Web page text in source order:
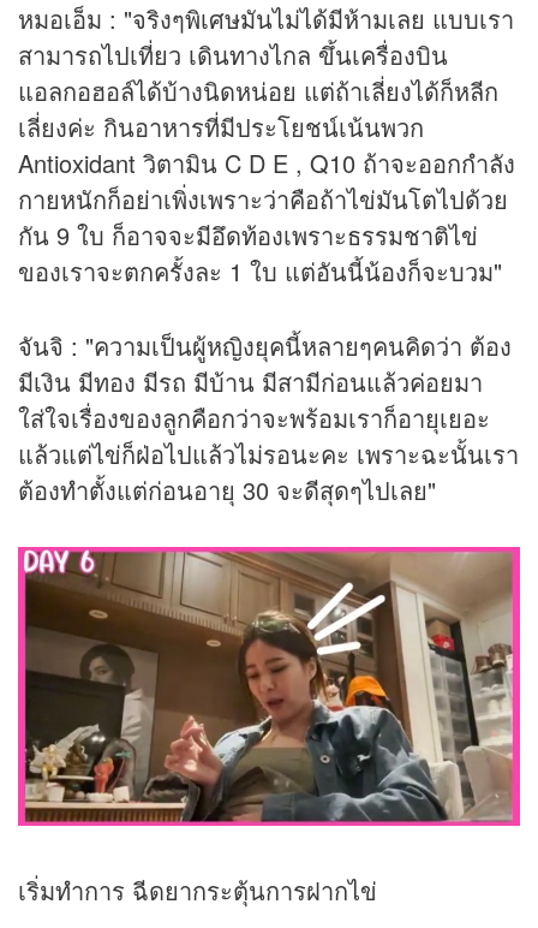
หมอเอ็ม : "จริงๆพิเศษมันไม่ได้มีห้ามเลย แบบเรา
สามารถไปเที่ยว เดินทางไกล ขึ้นเครื่องบิน
แอลกอฮอล์ได้บ้างนิดหน่อย แต่ถ้าเลี่ยงได้ก็หลีก
เลี่ยงค่ะ กินอาหารที่มีประโยชน์เน้นพวก
Antioxidant วิตามิน C D E , Q10 ถ้าจะออกกำลัง
กายหนักก็อย่าเพิ่งเพราะว่าคือถ้าไข่มันโตไปด้วย
กัน 9 ใบ ก็อาจจะมีอึดท้องเพราะธรรมชาติไข่
ของเราจะตกครั้งละ 1 ใบ แต่อันนี้น้องก็จะบวม"
จันจิ : "ความเป็นผู้หญิงยุคนี้หลายๆคนคิดว่า ต้อง
มีเงิน มีทอง มีรถ มีบ้าน มีสามีก่อนแล้วค่อยมา
ใส่ใจเรื่องของลูกคือกว่าจะพร้อมเราก็อายุเยอะ
แล้วแต่ไข่ก็ฝ่อไปแล้วไม่รอนะคะ เพราะฉะนั้นเรา
ต้องทำตั้งแต่ก่อนอายุ 30 จะดีสุดๆไปเลย"
เริ่มทำการ ฉีดยากระตุ้นการฝากไข่